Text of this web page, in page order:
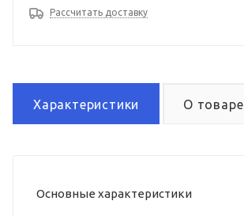
Рассчитать доставку
Характеристики О товаре
Основные характеристики